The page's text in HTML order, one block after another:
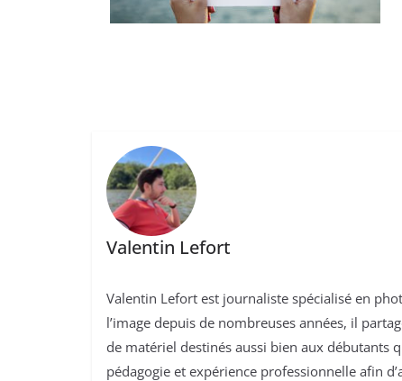
Valentin Lefort
Valentin Lefort est journaliste spécialisé en
l’image depuis de nombreuses années, il
de matériel destinés aussi bien aux débutants
pédagogie et expérience professionnelle afin